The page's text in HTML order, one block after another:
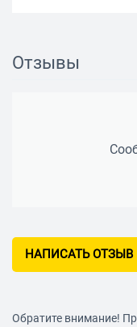
Отзывы
НАПИСАТЬ ОТЗЫВ
Обратите внимание!